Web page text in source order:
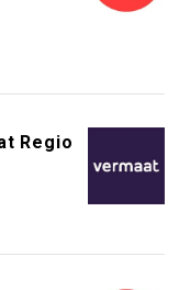
Regio